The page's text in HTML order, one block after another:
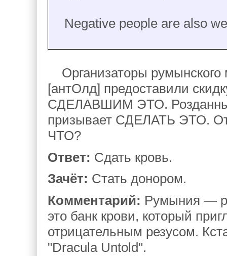
Negative people are also
Организаторы румынского
[антОлд] предоставили
СДЕЛАВШИМ ЭТО. Розданный
призывает СДЕЛАТЬ ЭТО.
ЧТО?
Ответ: Сдать кровь.
Зачёт: Стать донором.
Комментарий: Румыния —
это банк крови, который
отрицательным резусом.
"Dracula Untold".